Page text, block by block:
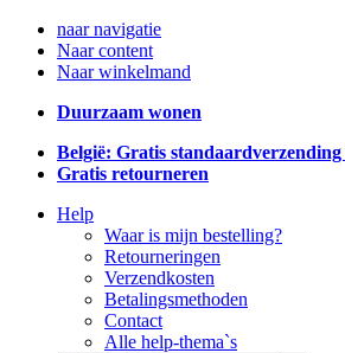
naar navigatie
Naar content
Naar winkelmand
Duurzaam wonen
België: Gratis standaardverzending
Gratis retourneren
Help
Waar is mijn bestelling?
Retourneringen
Verzendkosten
Betalingsmethoden
Contact
Alle help-thema`s